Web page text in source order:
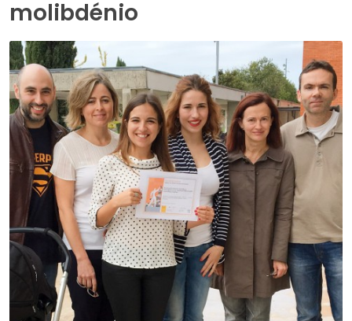
molibdénio